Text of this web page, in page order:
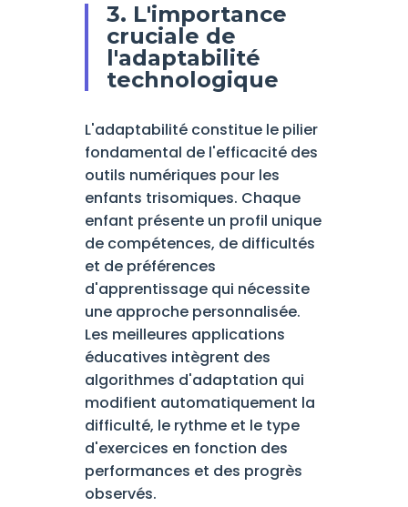
3. L'importance
cruciale de
l'adaptabilité
technologique
L'adaptabilité constitue le pilier
fondamental de l'efficacité des
outils numériques pour les
enfants trisomiques. Chaque
enfant présente un profil unique
de compétences, de difficultés
et de préférences
d'apprentissage qui nécessite
une approche personnalisée.
Les meilleures applications
éducatives intègrent des
algorithmes d'adaptation qui
modifient automatiquement la
difficulté, le rythme et le type
d'exercices en fonction des
performances et des progrès
observés.